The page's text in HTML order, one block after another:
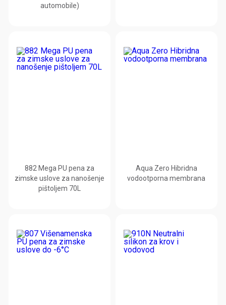
automobile)
882 Mega PU pena za
zimske uslove za nanošenje
pištoljem 70L
Aqua Zero Hibridna
vodootporna membrana